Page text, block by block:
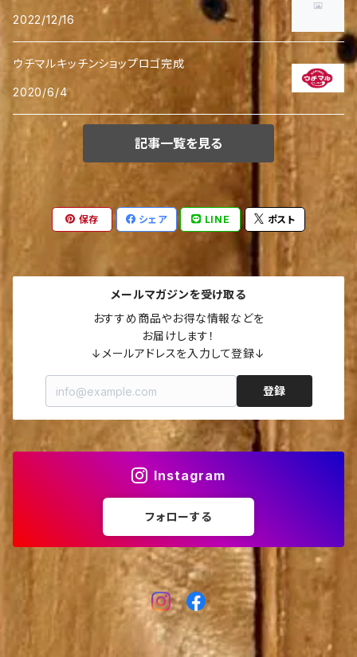
2022/12/16
ウチマルキッチンショップロゴ完成
2020/6/4
記事一覧を見る
保存 シェア LINE ポスト
メールマガジンを受け取る
おすすめ商品やお得な情報などを
お届けします！
↓メールアドレスを入力して登録↓
登録
Instagram
フォローする